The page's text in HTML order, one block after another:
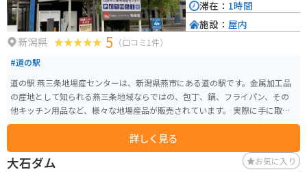
新潟県 5 （口コミ1件）
#道の駅
道の駅 燕三条地場産センターは、新潟県燕市にある道の駅です。金属加工品
の産地として知られる燕三条地域ならではの、包丁、鍋、フライパン、その
他キッチン用品など、様々な地場産品が販売されています。 実際に手に取っ
て商品を見ることができるので、お土産選びにも最適です。地元の新鮮な野
菜や果物、お土産も充実しており、食事処では、地元食材を使った料理を楽
しむことができます。 バイクで訪れる場合、道の駅には広い駐車場が完備さ
れているので安心です。燕三条地域は、金属加工の工場見学ができるところ
詳しく見る
滞在： 1時間
施設： 屋内
大石ダム お気に入り